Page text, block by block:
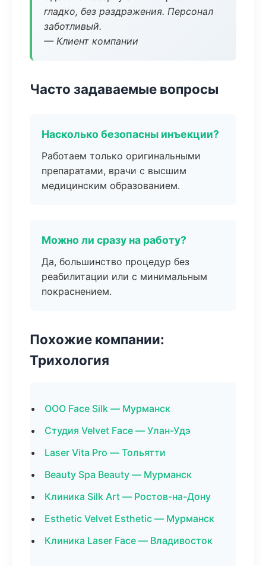
гладко, без раздражения. Персонал
заботливый.
— Клиент компании
Часто задаваемые вопросы
Насколько безопасны инъекции?
Работаем только оригинальными
препаратами, врачи с высшим
медицинским образованием.
Можно ли сразу на работу?
Да, большинство процедур без
реабилитации или с минимальным
покраснением.
Похожие компании:
Трихология
ООО Face Silk — Мурманск
Студия Velvet Face — Улан-Удэ
Laser Vita Pro — Тольятти
Beauty Spa Beauty — Мурманск
Клиника Silk Art — Ростов-на-Дону
Esthetic Velvet Esthetic — Мурманск
Клиника Laser Face — Владивосток